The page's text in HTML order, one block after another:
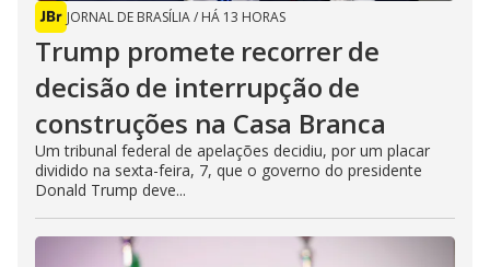
JORNAL DE BRASÍLIA/ HÁ 13 HORAS
Trump promete recorrer de
decisão de interrupção de
construções na Casa Branca
Um tribunal federal de apelações decidiu, por um placar
dividido na sexta-feira, 7, que o governo do presidente
Donald Trump deve...